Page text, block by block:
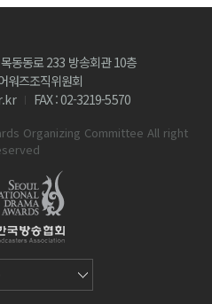
동동로 233 방송회관 10층
워즈조직위원회
FAX : 02-3219-5570
Organizing Committee All right